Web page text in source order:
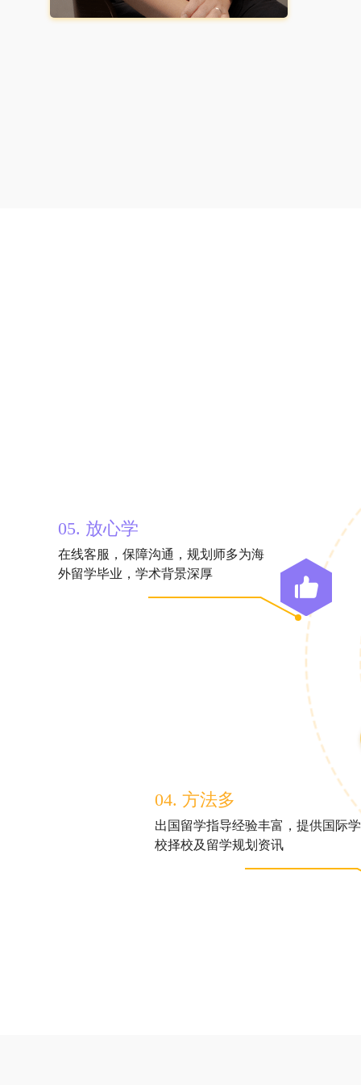
04. 方法多
出国留学指导经验丰富，提供国际学
校择校及留学规划资讯
05. 放心学
在线客服，保障沟通，规划师多为海
外留学毕业，学术背景深厚